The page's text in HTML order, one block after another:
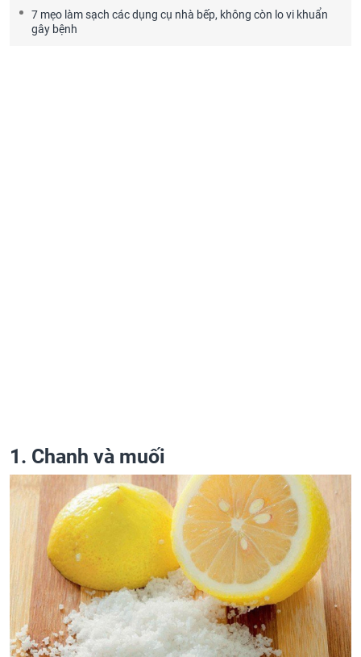
7 mẹo làm sạch các dụng cụ nhà bếp, không còn lo vi khuẩn
gây bệnh
1. Chanh và muối